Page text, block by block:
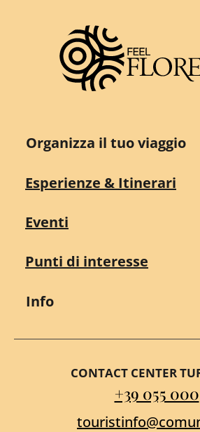
Organizza il tuo viaggio
Esperienze & Itinerari
Eventi
Punti di interesse
Info
CONTACT CENTER
+39 055 000